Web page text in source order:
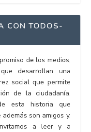
CON TODOS-
de los medios,
desarrollan una
social que permite
de la ciudadanía.
esta historia que
son amigos y,
a leer y a